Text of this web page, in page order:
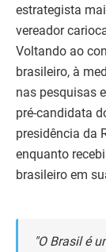
estrategista
vereador
Voltando ao
brasileiro, à
nas pesquisas
pré-candidata
presidência da
enquanto
brasileiro em
"O Brasil é